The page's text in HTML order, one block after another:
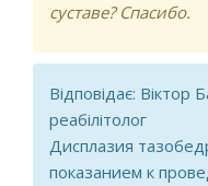
суставе? Спасибо.
Відповідає: Віктор
реабілітолог
Дисплазия
показанием к